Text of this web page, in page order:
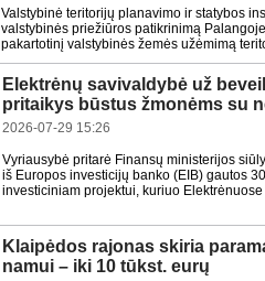
Valstybinė teritorijų planavimo ir statybos
valstybinės priežiūros patikrinimą
pakartotinį valstybinės žemės užėmimą
Elektrėnų savivaldybė už
pritaikys būstus žmonėms su
2026-07-29 15:26
Vyriausybė pritarė Finansų ministerijos
iš Europos investicijų banko (EIB) gautos
investiciniam projektui, kuriuo
Klaipėdos rajonas skiria
namui – iki 10 tūkst. eurų